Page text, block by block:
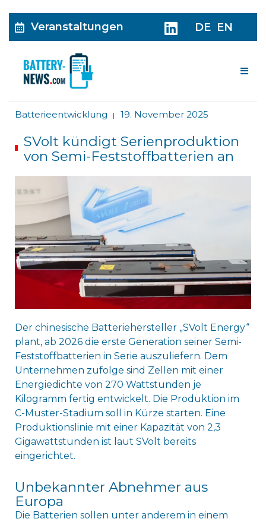
Veranstaltungen DE EN
Batterieentwicklung | 19. November 2025
SVolt kündigt Serienproduktion
von Semi-Feststoffbatterien an
Der chinesische Batteriehersteller „SVolt Energy“
plant, ab 2026 die erste Generation seiner Semi-
Feststoffbatterien in Serie auszuliefern. Dem
Unternehmen zufolge sind Zellen mit einer
Energiedichte von 270 Wattstunden je
Kilogramm fertig entwickelt. Die Produktion im
C-Muster-Stadium soll in Kürze starten. Eine
Produktionslinie mit einer Kapazität von 2,3
Gigawattstunden ist laut SVolt bereits
eingerichtet.
Unbekannter Abnehmer aus
Europa
Die Batterien sollen unter anderem in einem